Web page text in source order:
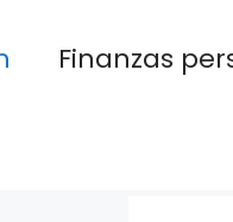
Finanzas